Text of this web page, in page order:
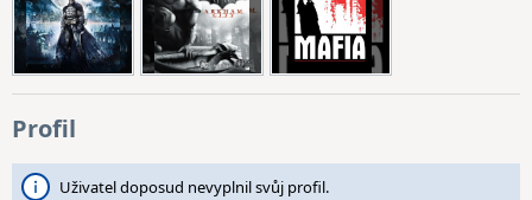
Profil
Uživatel doposud nevyplnil svůj profil.